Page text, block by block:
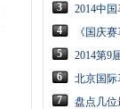
3
2014中
4
《国庆
5
2014第9
6
北京国际
7
盘点几位